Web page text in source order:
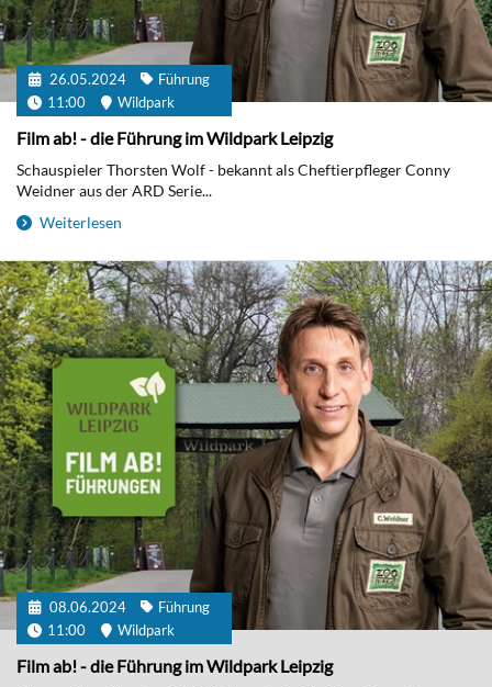
26.05.2024
Führung
11:00
Wildpark
Film ab! - die Führung im Wildpark Leipzig
Schauspieler Thorsten Wolf - bekannt als Cheftierpfleger Conny
Weidner aus der ARD Serie...
Weiterlesen
08.06.2024
Führung
11:00
Wildpark
Film ab! - die Führung im Wildpark Leipzig